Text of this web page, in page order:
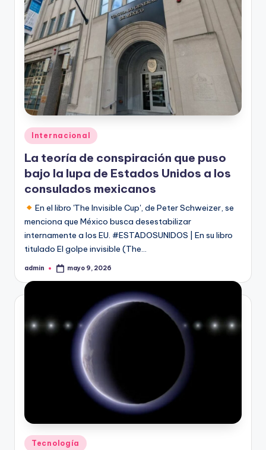
Publicado
en
Internacional
La teoría de conspiración que puso
bajo la lupa de Estados Unidos a los
consulados mexicanos
En el libro 'The Invisible Cup', de Peter Schweizer, se
menciona que México busca desestabilizar
internamente a los EU. #ESTADOSUNIDOS | En su libro
titulado El golpe invisible (The…
Publicado
admin mayo 9, 2026
Publicado
Tecnología